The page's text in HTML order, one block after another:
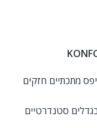
מתכתיים חזקים